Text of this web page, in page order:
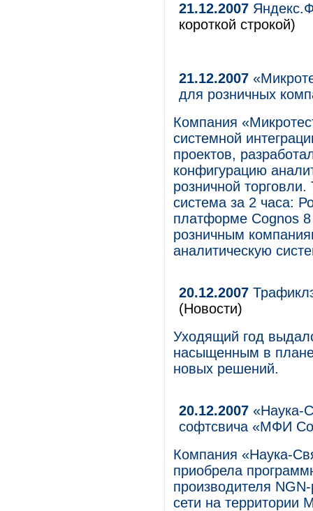
21.12.2007
короткой строкой)
21.12.2007
для розничных
Компания
системной
проектов,
конфигурацию
розничной
система за 2 часа:
платформе Cognos
розничным
аналитическую
20.12.2007
(Новости)
Уходящий год
насыщенным в плане
новых решений.
20.12.2007 «Наука-
софтсвича «МФИ
Компания «Наука-
приобрела
производителя
сети на территории